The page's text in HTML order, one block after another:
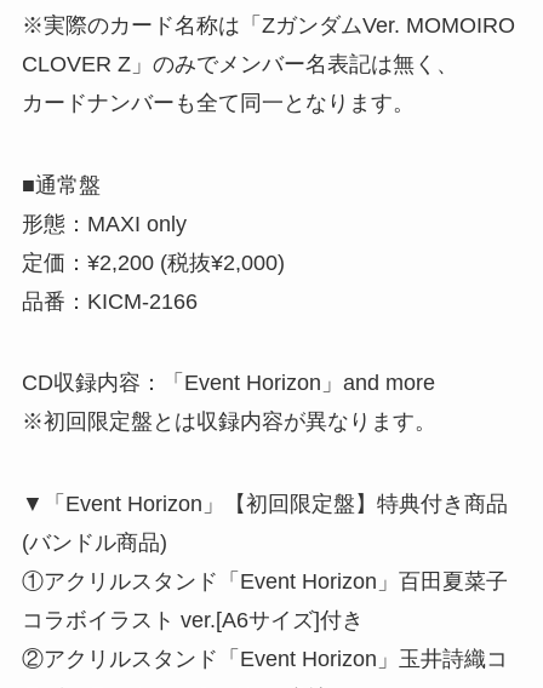
※実際のカード名称は「ZガンダムVer. MOMOIRO
CLOVER Z」のみでメンバー名表記は無く、
カードナンバーも全て同一となります。
■通常盤
形態：MAXI only
定価：¥2,200 (税抜¥2,000)
品番：KICM-2166
CD収録内容：「Event Horizon」and more
※初回限定盤とは収録内容が異なります。
▼「Event Horizon」【初回限定盤】特典付き商品
(バンドル商品)
①アクリルスタンド「Event Horizon」百田夏菜子
コラボイラスト ver.[A6サイズ]付き
②アクリルスタンド「Event Horizon」玉井詩織コ